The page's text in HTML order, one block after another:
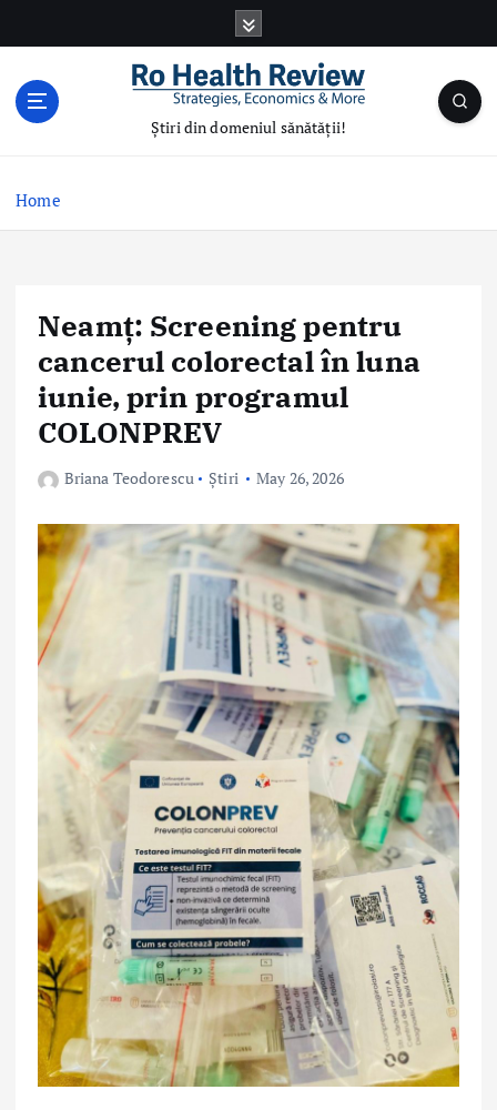
Știri din domeniul sănătății!
Home
Neamț: Screening pentru
cancerul colorectal în luna
iunie, prin programul
COLONPREV
Briana Teodorescu Știri May 26, 2026